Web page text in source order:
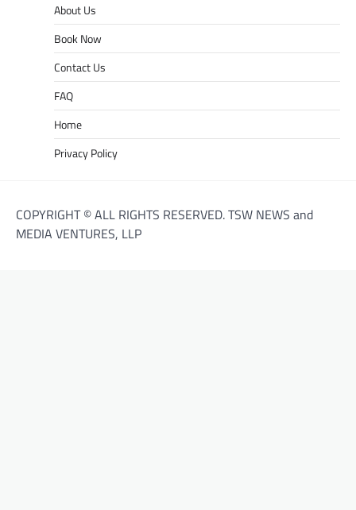
About Us
Book Now
Contact Us
FAQ
Home
Privacy Policy
COPYRIGHT © ALL RIGHTS RESERVED. TSW NEWS and
MEDIA VENTURES, LLP